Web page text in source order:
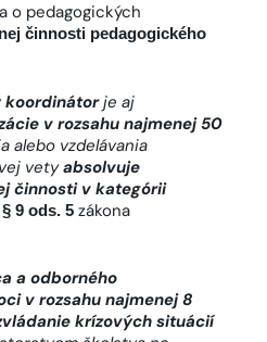
o pedagogických
činnosti pedagogického
koordinátorje aj
v rozsahu najmenej 50
alebo vzdelávania
vetyabsolvuje
činnosti v kategórii
§ 9 ods. 5 zákona
a odborného
v rozsahu najmenej 8
krízových situácií